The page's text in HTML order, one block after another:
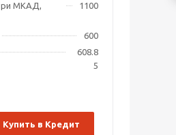
МКАД,
1100
600
608.8
5
Купить в Кредит